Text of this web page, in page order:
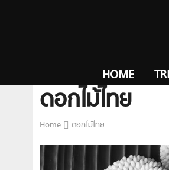
HOME
ดอกไม้ไทย
Home ดอกไม้ไทย